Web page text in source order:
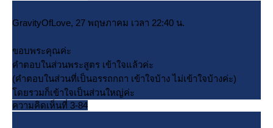
GravityOfLove, 27 พฤษภาคม เวลา 22:40 น.
ขอบพระคุณค่ะ
คำตอบในส่วนพระสูตร เข้าใจแล้วค่ะ
(คำตอบในส่วนที่เป็นอรรถกถา เข้าใจบ้าง ไม่เข้าใจบ้างค่ะ)
ดยรวมก็เข้าใจเป็นส่วนใหญ่ค่ะ
ความคิดเห็นที่ 3-84